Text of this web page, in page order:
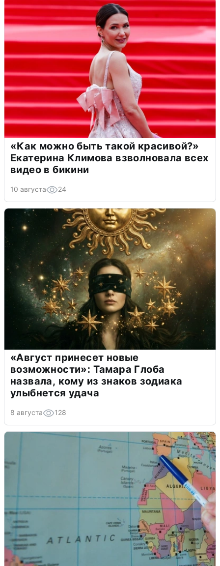
«Как можно быть такой красивой?»
Екатерина Климова взволновала всех
видео в бикини
10 августа 24
«Август принесет новые
возможности»: Тамара Глоба
назвала, кому из знаков зодиака
улыбнется удача
8 августа 128